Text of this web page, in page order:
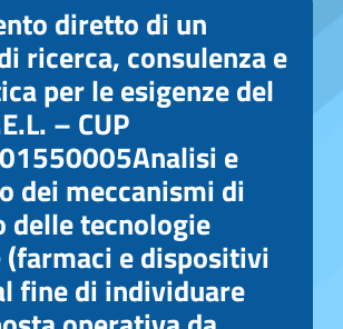
diretto di un
ricerca, consulenza e
per le esigenze del
– CUP
e
dei meccanismi di
delle tecnologie
e dispositivi
fine di individuare